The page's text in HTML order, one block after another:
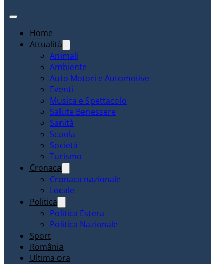
Home
Attualità
Animali
Ambiente
Auto Motori e Automotive
Eventi
Musica e Spettacolo
Salute Benessere
Sanità
Scuola
Società
Turismo
Cronaca
Cronaca nazionale
Locale
Politica
Politica Estera
Politica Nazionale
Sport
România
Ultima ora